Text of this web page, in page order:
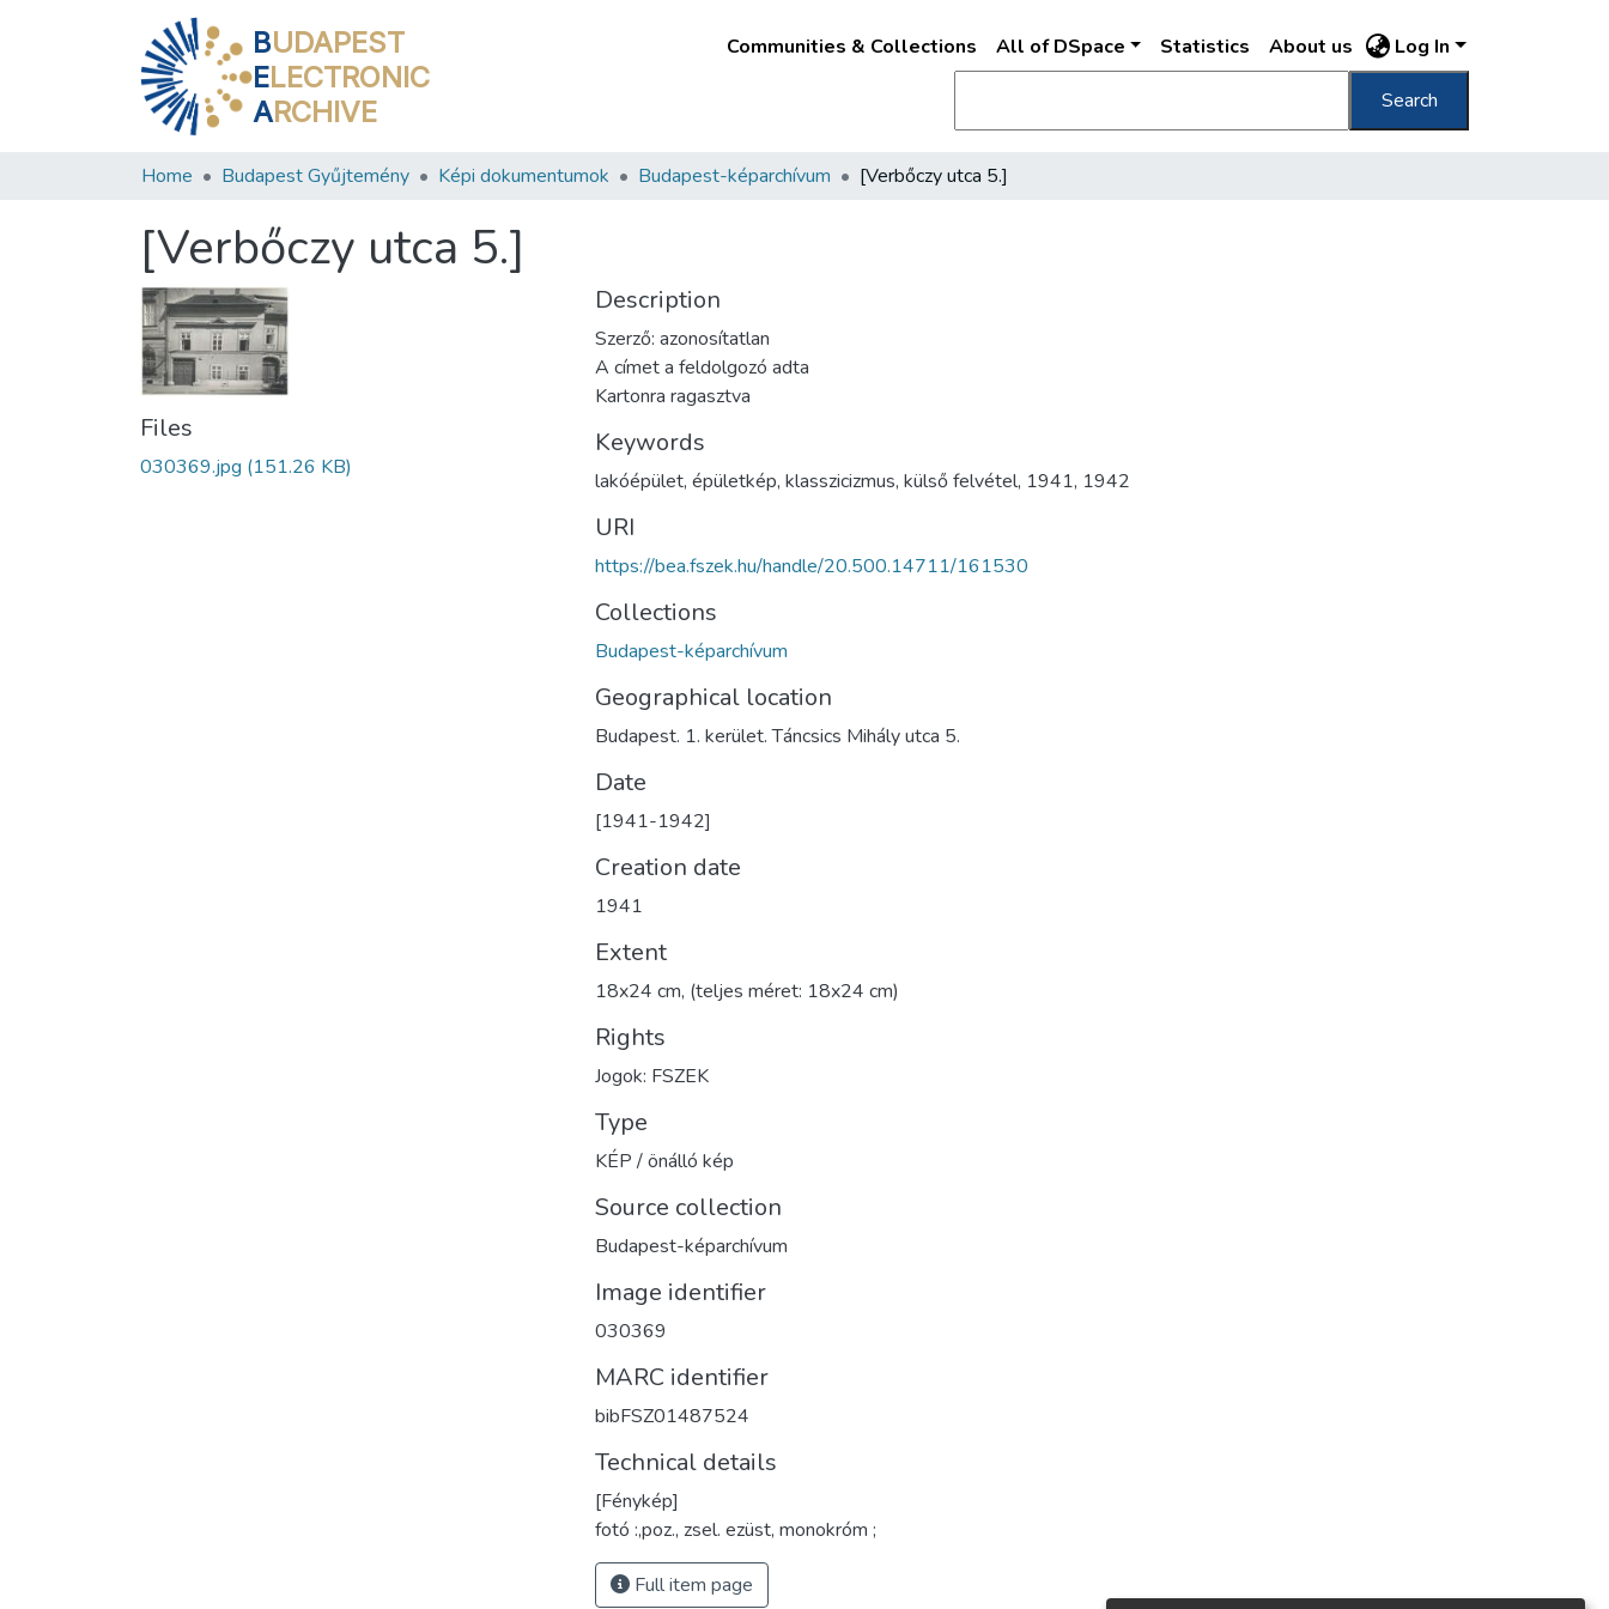
BUDAPEST
ELECTRONIC
ARCHIVE
Communities & Collections All of DSpace Statistics About us Log In
Search
Home Budapest Gyűjtemény Képi dokumentumok Budapest-képarchívum [Verbőczy utca 5.]
[Verbőczy utca 5.]
Files
030369.jpg (151.26 KB)
Description
Szerző: azonosítatlan
A címet a feldolgozó adta
Kartonra ragasztva
Keywords
lakóépület, épületkép, klasszicizmus, külső felvétel, 1941, 1942
URI
https://bea.fszek.hu/handle/20.500.14711/161530
Collections
Budapest-képarchívum
Geographical location
Budapest. 1. kerület. Táncsics Mihály utca 5.
Date
[1941-1942]
Creation date
1941
Extent
18x24 cm, (teljes méret: 18x24 cm)
Rights
Jogok: FSZEK
Type
KÉP / önálló kép
Source collection
Budapest-képarchívum
Image identifier
030369
MARC identifier
bibFSZ01487524
Technical details
[Fénykép]
fotó :,poz., zsel. ezüst, monokróm ;
Full item page